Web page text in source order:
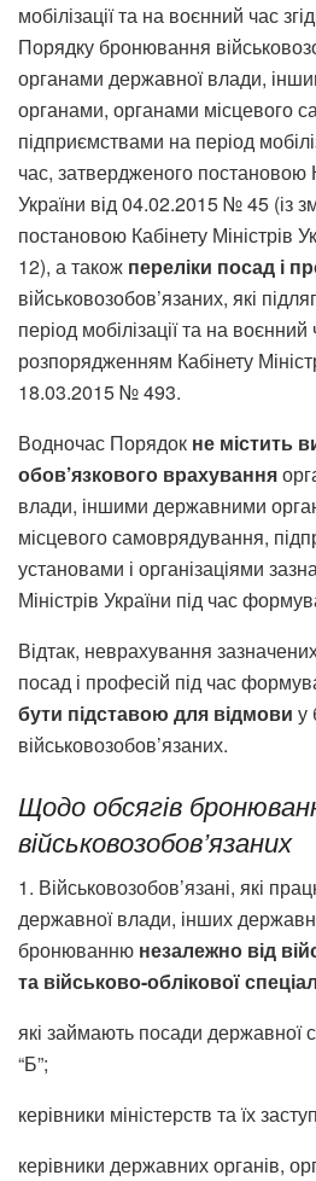
мобілізації та на воєнний час
Порядку бронювання
органами державної влади,
органами, органами місцевого
підприємствами на період
час, затвердженого постановою
України від 04.02.2015 № 45 (із
постановою Кабінету Міністрів
12), а також переліки посад і
військовозобов’язаних, які
період мобілізації та на
розпорядженням Кабінету
18.03.2015 № 493.
Водночас Порядок не містить
обов’язкового врахування
влади, іншими державними
місцевого самоврядування,
установами і організаціями
Міністрів України під час
Відтак, неврахування зазначених
посад і професій під час
бути підставою для відмови у
військовозобов’язаних.
Щодо обсягів
військовозобов’язаних
1. Військовозобов’язані, які
державної влади, інших
бронюванню незалежно від
та військово-облікової
які займають посади державної
“Б”;
керівники міністерств та їх
керівники державних органів,